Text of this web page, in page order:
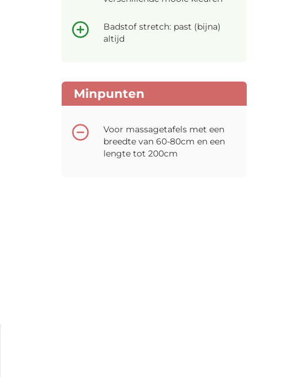
Badstof stretch: past (bijna)
altijd
Minpunten
Voor massagetafels met een
breedte van 60-80cm en een
lengte tot 200cm